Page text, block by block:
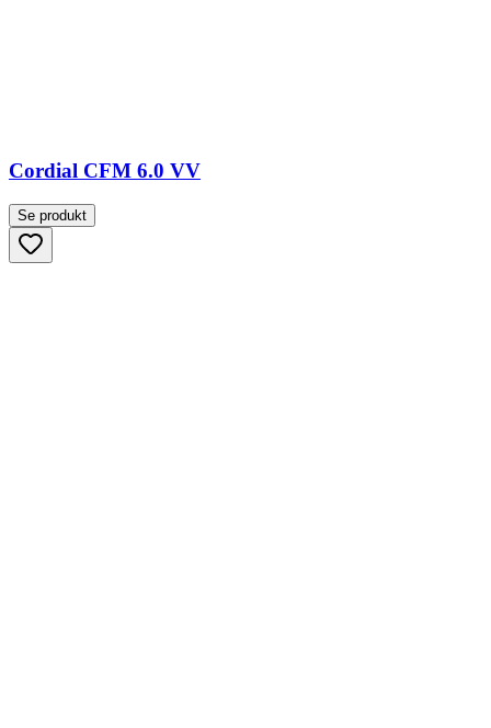
Cordial CFM 6.0 VV
Se produkt